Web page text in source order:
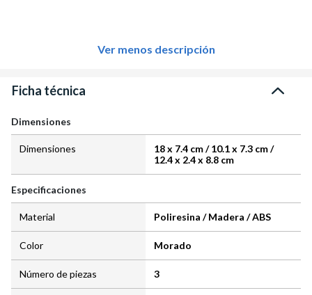
Ver menos descripción
Ficha técnica
Dimensiones
Dimensiones
18 x 7.4 cm / 10.1 x 7.3 cm /
12.4 x 2.4 x 8.8 cm
Especificaciones
Material Poliresina / Madera / ABS
Color Morado
Número de piezas 3